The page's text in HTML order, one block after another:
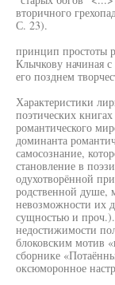
вторичного
С. 23).
принцип простоты
Клычкову начиная
его позднем
Характеристики
поэтических
романтического
доминанта
самосознание,
становление в
одухотворённой
родственной душе,
невозможности их
сущностью и проч.).
недостижимости
блоковским мотив
сборнике
оксюморонное